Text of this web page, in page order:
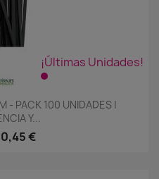
¡Últimas Unidades!
- PACK 100 UNIDADES |
Y...
0,45 €